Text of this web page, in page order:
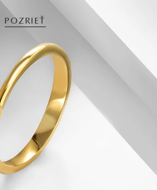
POZRIEŤ